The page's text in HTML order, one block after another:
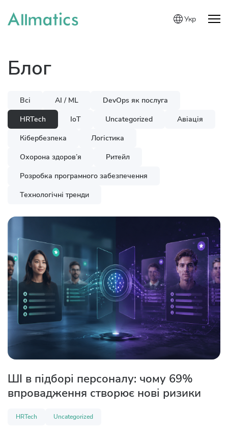
Укр
Блог
Всі AI / ML
DevOps як послуга
HRTech
IoT Uncategorized
Авіація
Кібербезпека
Логістика
Охорона здоров’я
Ритейл
Розробка програмного забезпечення
Технологічні тренди
ШІ в підборі персоналу: чому 69%
впровадження створює нові ризики
HRTech Uncategorized